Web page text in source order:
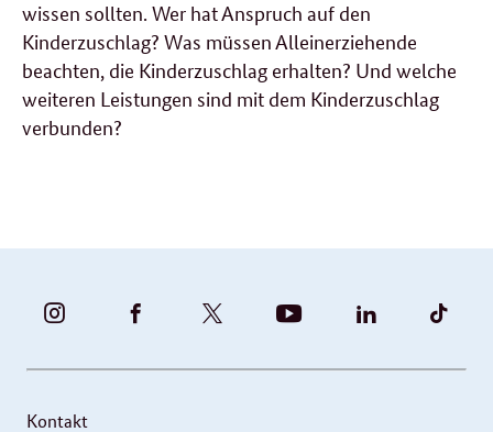
wissen sollten. Wer hat Anspruch auf den
Kinderzuschlag? Was müssen Alleinerziehende
beachten, die Kinderzuschlag erhalten? Und welche
weiteren Leistungen sind mit dem Kinderzuschlag
verbunden?
BUNDESFAMILIENMINISTERIUM
INSTAGRAM
BUNDESFAMILIENMINISTERIUM
FACEBOOK
FAMILIENMINISTERIUM
|
BMBFSFJ
YOUTUBE
BMFSFJ
LINKEDIN
Kontakt